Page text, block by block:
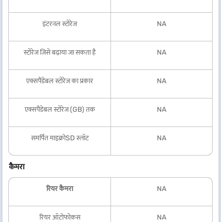
इंटरनल स्टोरेज NA
स्टोरेज जिसे बढ़ाया जा सकता है NA
एक्सपैंडेबल स्टोरेज का प्रकार NA
एक्सपैंडेबल स्टोरेज (GB) तक NA
समर्पित माइक्रोSD स्लॉट NA
कैमरा
रियर कैमरा NA
रियर ऑटोफोकस NA